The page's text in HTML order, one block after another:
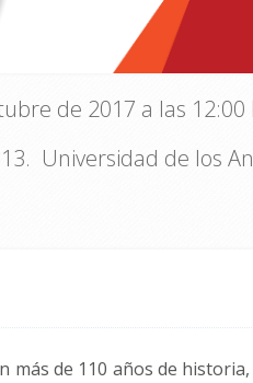
de 2017 a las
Universidad de los
más de 110 años de